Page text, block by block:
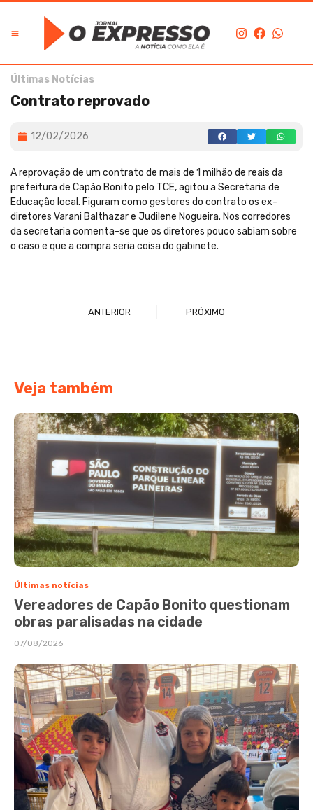
Últimas Notícias
Contrato reprovado
12/02/2026
A reprovação de um contrato de mais de 1 milhão de reais da
prefeitura de Capão Bonito pelo TCE, agitou a Secretaria de
Educação local. Figuram como gestores do contrato os ex-
diretores Varani Balthazar e Judilene Nogueira. Nos corredores
da secretaria comenta-se que os diretores pouco sabiam sobre
o caso e que a compra seria coisa do gabinete.
ANTERIOR PRÓXIMO
Veja também
Últimas notícias
Vereadores de Capão Bonito questionam
obras paralisadas na cidade
07/08/2026